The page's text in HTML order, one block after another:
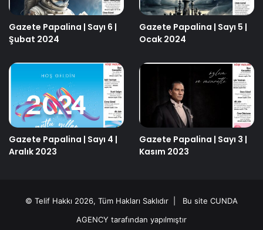
Gazete Papalina | Sayı 6 |
Şubat 2024
Gazete Papalina | Sayı 5 |
Ocak 2024
Gazete Papalina | Sayı 4 |
Aralık 2023
Gazete Papalina | Sayı 3 |
Kasım 2023
© Telif Hakkı 2026, Tüm Hakları Saklıdır | Bu site CUNDA
AGENCY tarafından yapılmıştır